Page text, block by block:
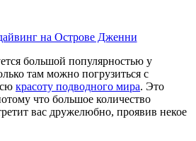
большой популярностью у
там можно погрузиться с
красоту подводного мира. Это
что большое количество
вас дружелюбно, проявив некое